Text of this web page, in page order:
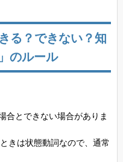
る？できない？知
のルール
合とできない場合がありま
きは状態動詞なので、通常